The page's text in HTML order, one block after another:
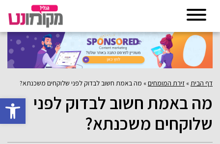
פתח
דף הבית » זירת המומחים» מה באמת חשוב לבדוק לפני שלוקחים משכנתא?
מה באמת חשוב לבדוק לפני
שלוקחים משכנתא?